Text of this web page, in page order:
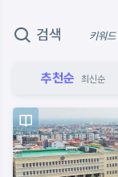
검색 키워
추천순 최신순